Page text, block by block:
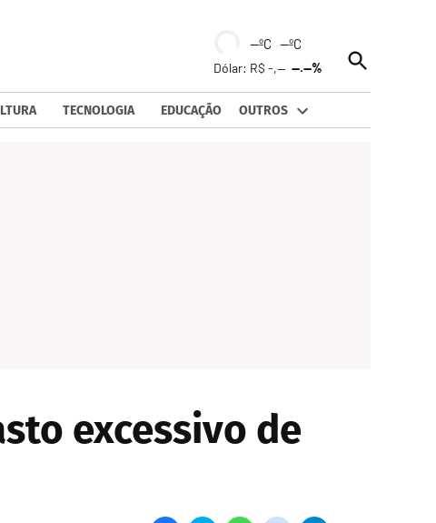
--ºC --ºC
Dólar: R$ -,----.--%
Open
Search
TECNOLOGIA EDUCAÇÃO OUTROS
excessivo de